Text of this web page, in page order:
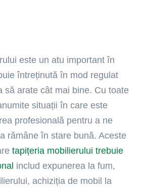
este un atu important în
întreținută în mod regulat
să arate cât mai bine. Cu toate
situații în care este
profesională pentru a ne
rămâne în stare bună. Aceste
tapițeria mobilierului trebuie
includ expunerea la fum,
achiziția de mobil la